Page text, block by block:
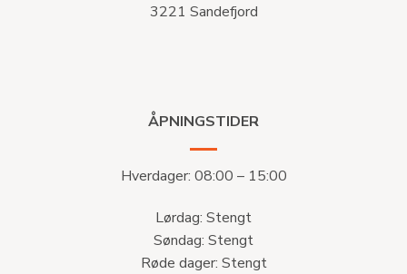
3221 Sandefjord
ÅPNINGSTIDER
Hverdager: 08:00 – 15:00
Lørdag: Stengt
Søndag: Stengt
Røde dager: Stengt